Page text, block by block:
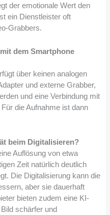
der emotionale Wert den
ein Dienstleister oft
Grabbers.
dem Smartphone
über keinen analogen
und externe Grabber,
und eine Verbindung mit
die Aufnahme ist dann
beim Digitalisieren?
Auflösung von etwa
Zeit natürlich deutlich
Die Digitalisierung kann die
aber sie dauerhaft
bieten zudem eine KI-
schärfer und